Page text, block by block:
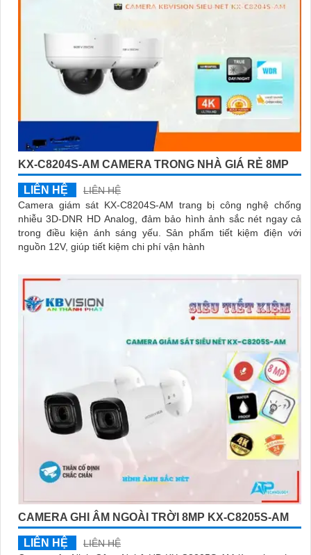
KX-C8204S-AM CAMERA TRONG NHÀ GIÁ RẺ 8MP
LIÊN HỆ
LIÊN HỆ
Camera giám sát KX-C8204S-AM trang bị công nghệ chống
nhiễu 3D-DNR HD Analog, đảm bảo hình ảnh sắc nét ngay cả
trong điều kiện ánh sáng yếu. Sản phẩm tiết kiệm điện với
nguồn 12V, giúp tiết kiệm chi phí vận hành
CAMERA GHI ÂM NGOÀI TRỜI 8MP KX-C8205S-AM
LIÊN HỆ
LIÊN HỆ